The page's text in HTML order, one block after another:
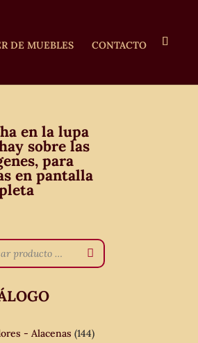
DE MUEBLES CONTACTO
en la lupa
sobre las
para
en pantalla
- Alacenas (144)